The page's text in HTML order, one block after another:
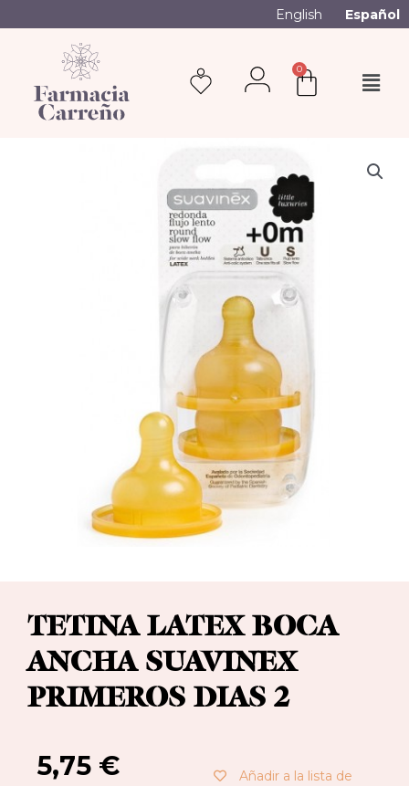
English Español
0
TETINA LATEX BOCA
ANCHA SUAVINEX
PRIMEROS DIAS 2
5,75 €
Añadir a la lista de